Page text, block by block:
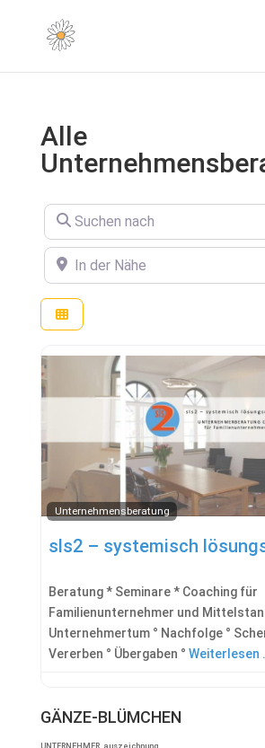
Alle
Suchen nach
In der Nähe
Unternehmensberatung
Beratung * Seminare * Coaching für
Familienunternehmer und
Unternehmertum ° Nachfolge °
Vererben ° Übergaben ° Weiterlesen
GÄNZE-BLÜMCHEN
UNTERNEHMER_auszeichnung